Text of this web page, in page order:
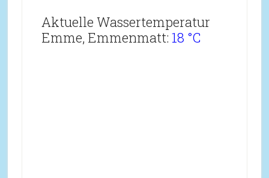
Aktuelle Wassertemperatur
Emme, Emmenmatt: 18 °C